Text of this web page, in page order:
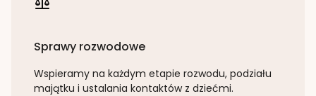
Sprawy rozwodowe
Wspieramy na każdym etapie rozwodu, podziału
majątku i ustalania kontaktów z dziećmi.